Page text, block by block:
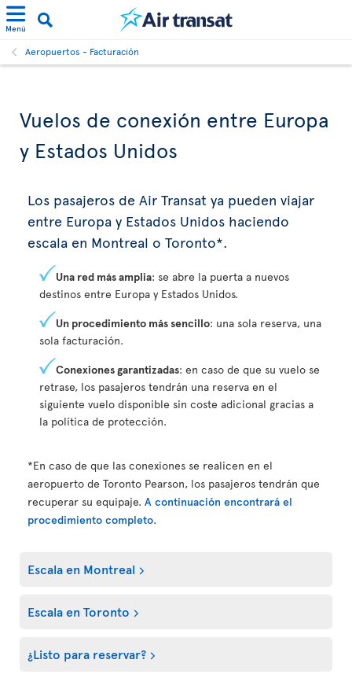
Menú
Aeropuertos - Facturación
Vuelos de conexión entre Europa
y Estados Unidos
Los pasajeros de Air Transat ya pueden viajar
entre Europa y Estados Unidos haciendo
escala en Montreal o Toronto*.
Una red más amplia: se abre la puerta a nuevos
destinos entre Europa y Estados Unidos.
Un procedimiento más sencillo: una sola reserva, una
sola facturación.
Conexiones garantizadas: en caso de que su vuelo se
retrase, los pasajeros tendrán una reserva en el
siguiente vuelo disponible sin coste adicional gracias a
la política de protección.
*En caso de que las conexiones se realicen en el
aeropuerto de Toronto Pearson, los pasajeros tendrán que
recuperar su equipaje. A continuación encontrará el
procedimiento completo.
Escala en Montreal
Escala en Toronto
¿Listo para reservar?